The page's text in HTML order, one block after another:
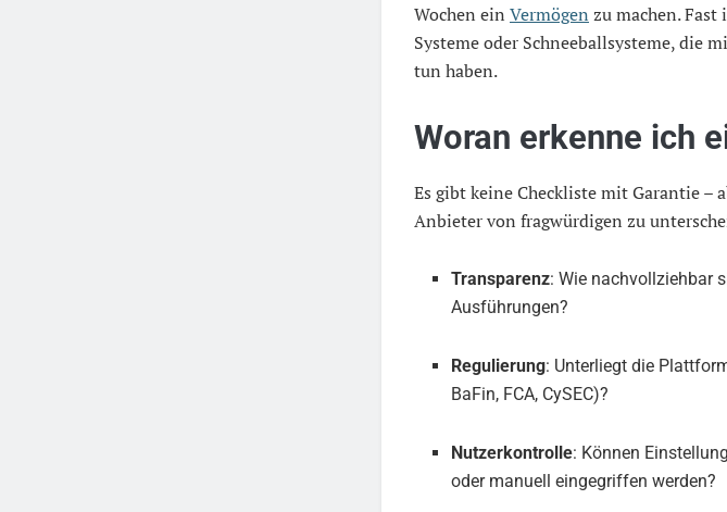
Wochen ein Vermögen zu machen.
Systeme oder Schneeballsysteme, die
tun haben.
Woran erkenne ich
Es gibt keine Checkliste mit Garantie –
Anbieter von fragwürdigen zu
Transparenz: Wie nachvollziehbar
Ausführungen?
Regulierung: Unterliegt die
BaFin, FCA, CySEC)?
Nutzerkontrolle: Können
oder manuell eingegriffen werden?